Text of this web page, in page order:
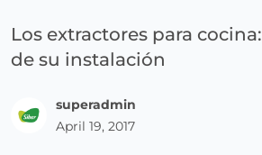
Los extractores para
de su instalación
superadmin
April 19, 2017